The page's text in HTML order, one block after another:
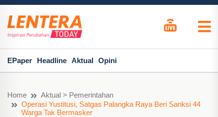
EPaper Headline Aktual Opini
Home
Aktual > Pemerintahan
Operasi Yustitusi, Satgas Palangka Raya Beri Sanksi 44
Warga Tak Bermasker